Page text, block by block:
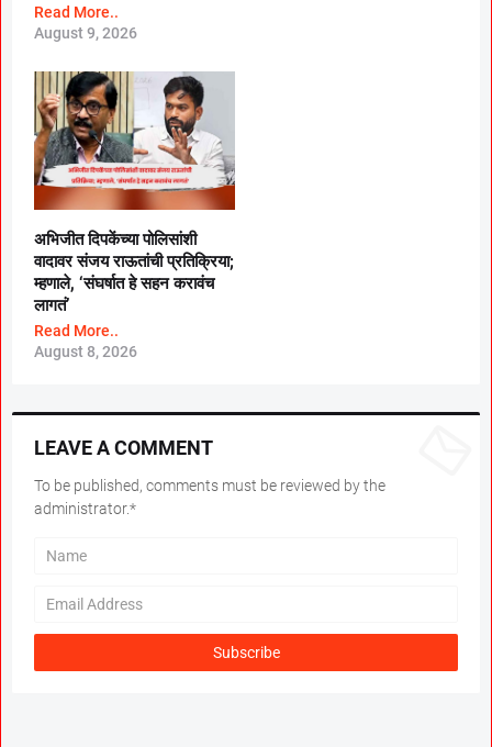
Read More..
August 9, 2026
अभिजीत दिपकेंच्या पोलिसांशी
वादावर संजय राऊतांची प्रतिक्रिया;
म्हणाले, ‘संघर्षात हे सहन करावंच
लागतं’
Read More..
August 8, 2026
LEAVE A COMMENT
To be published, comments must be reviewed by the
administrator.*